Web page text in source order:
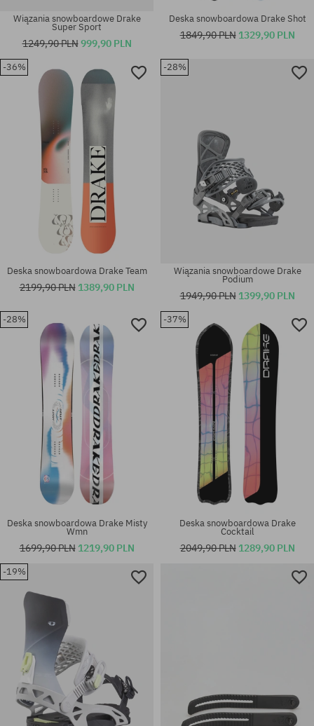
Dostępne rozmiary:
Dostępne rozmiary:
L-XL; M-L; S-M
Wiązania snowboardowe Drake
Super Sport
1249,90 PLN999,90 PLN
Dostępne rozmiary:
Deska snowboardowa Drake Shot
1849,90 PLN 1329,90 PLN
-36%
Dostępne rozmiary:
Deska snowboardowa Drake Team
2199,90 PLN 1389,90 PLN
-28%
Wiązania snowboardowe Drake
Podium
1949,90 PLN 1399,90 PLN
-28%
Deska snowboardowa Drake Misty
Wmn
1699,90 PLN 1219,90 PLN
-37%
Deska snowboardowa Drake
Cocktail
2049,90 PLN 1289,90 PLN
-19%